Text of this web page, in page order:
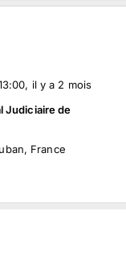
, il y a 2 mois
Judiciaire de
France